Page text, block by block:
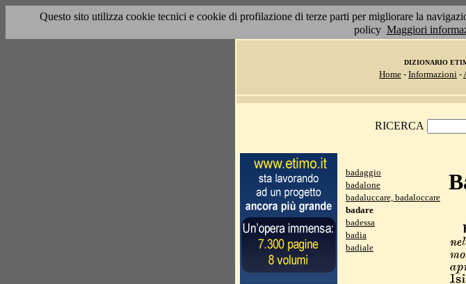
Questo sito utilizza cookie tecnici e cookie di profilazione di terze parti per migliorare la
policy Maggiori
DIZIONARIO
Home - Informazioni -
RICERCA
badaggio
badalone
badaluccare, badaloccare
badare
badessa
badia
badiale